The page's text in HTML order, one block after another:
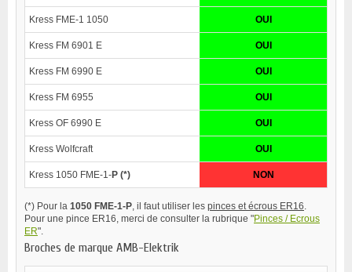
Kress FME-1 1050 OUI
Kress FM 6901 E OUI
Kress FM 6990 E OUI
Kress FM 6955 OUI
Kress OF 6990 E OUI
Kress Wolfcraft OUI
Kress 1050 FME-1-P (*) NON
(*) Pour la 1050 FME-1-P, il faut utiliser les pinces et écrous ER16.
Pour une pince ER16, merci de consulter la rubrique "Pinces / Ecrous
ER".
Broches de marque AMB-Elektrik